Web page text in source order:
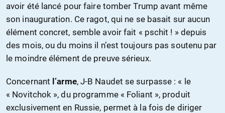
avoir été lancé pour faire tomber Trump avant même
son inauguration. Ce ragot, qui ne se basait sur aucun
élément concret, semble avoir fait « pschit ! » depuis
des mois, ou du moins il n’est toujours pas soutenu par
le moindre élément de preuve sérieux.
Concernant l’arme, J-B Naudet se surpasse : « le
« Novitchok », du programme « Foliant », produit
exclusivement en Russie, permet à la fois de diriger